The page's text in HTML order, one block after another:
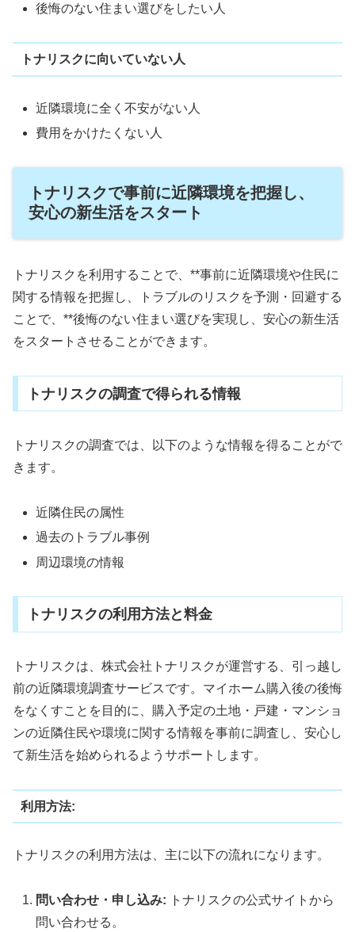
後悔のない住まい選びをしたい人
トナリスクに向いていない人
近隣環境に全く不安がない人
費用をかけたくない人
トナリスクで事前に近隣環境を把握し、
安心の新生活をスタート
トナリスクを利用することで、**事前に近隣環境や住民に
関する情報を把握し、トラブルのリスクを予測・回避する
ことで、**後悔のない住まい選びを実現し、安心の新生活
をスタートさせることができます。
トナリスクの調査で得られる情報
トナリスクの調査では、以下のような情報を得ることがで
きます。
近隣住民の属性
過去のトラブル事例
周辺環境の情報
トナリスクの利用方法と料金
トナリスクは、株式会社トナリスクが運営する、引っ越し
前の近隣環境調査サービスです。マイホーム購入後の後悔
をなくすことを目的に、購入予定の土地・戸建・マンショ
ンの近隣住民や環境に関する情報を事前に調査し、安心し
て新生活を始められるようサポートします。
利用方法:
トナリスクの利用方法は、主に以下の流れになります。
問い合わせ・申し込み: トナリスクの公式サイトから
問い合わせる。